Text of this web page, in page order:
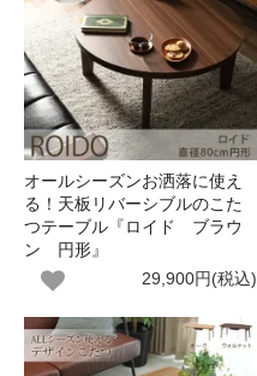
オールシーズンお洒落に使え
る！天板リバーシブルのこた
つテーブル『ロイド ブラウ
ン 円形』
29,900円(税込)